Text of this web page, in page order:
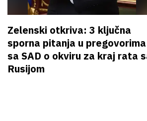
Zelenski otkriva: 3 ključna
sporna pitanja u pregovorima
sa SAD o okviru za kraj rata
Rusijom